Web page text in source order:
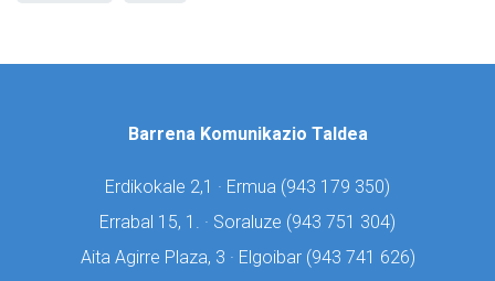
Barrena Komunikazio Taldea
Erdikokale 2,1 · Ermua (943 179 350)
Errabal 15, 1. · Soraluze (943 751 304)
Aita Agirre Plaza, 3 · Elgoibar (943 741 626)